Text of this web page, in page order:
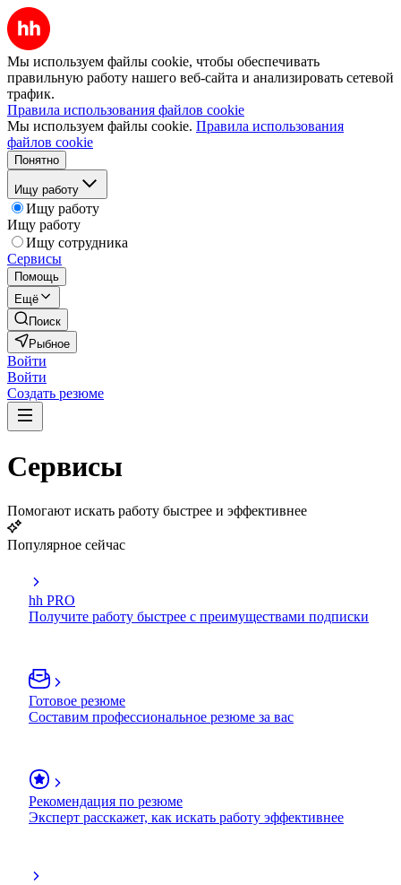
Мы используем файлы cookie, чтобы обеспечивать
правильную работу нашего веб-сайта и анализировать сетевой
трафик.
Правила использования файлов cookie
Мы используем файлы cookie. Правила использования
файлов cookie
Понятно
Ищу работу
Ищу работу
Ищу работу
Ищу сотрудника
Сервисы
Помощь
Ещё
Поиск
Рыбное
Войти
Войти
Создать резюме
Сервисы
Помогают искать работу быстрее и эффективнее
Популярное сейчас
hh PRO
Получите работу быстрее с преимуществами подписки
Готовое резюме
Составим профессиональное резюме за вас
Рекомендация по резюме
Эксперт расскажет, как искать работу эффективнее